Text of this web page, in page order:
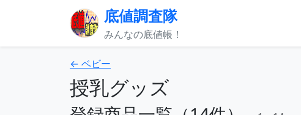
底値調査隊
みんなの底値帳！
← ベビー
授乳グッズ